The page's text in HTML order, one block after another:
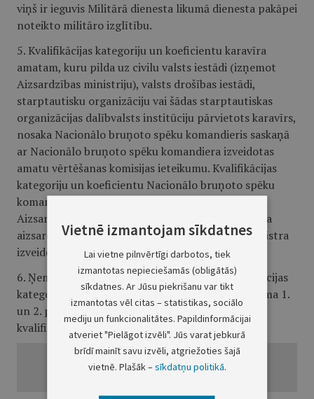
viņš ir ieguvis Militārā dienesta likumā dienesta pakāpei
noteikto militāro izglītību.
5. Kvalifikācijas kategoriju un koeficientu karavīra
amatam, kuru pilda uz civilu valsts iestādi (izņemot
Aizsardzības ministriju), valsts drošības iestādi,
starptautisku organizāciju vai šādas starptautiskas
organizācijas dalībvalsts institūciju pārvietots karavīrs,
nosaka Nacionālo bruņoto spēku komandieris saskaņā
ar Nacionālo bruņoto spēku komandiera izveidotas
amatu vērtēšanas komisijas ieteikumu. Kvalifikācijas
kategoriju un koeficientu Nacionālo bruņoto spēku
komandierim un karavīra amatam, kuru pilda uz
Aizsardzības ministriju pārvietots karavīrs, nosaka
aizsardzības ministrs saskaņā ar aizsardzības ministra
izveidotas amatu vērtēšanas komisijas ieteikumu.
6. Ņemot vērā karavīra amatam noteikto kvalifikācijas
kategoriju, karavīra mēnešalgu nosaka, šā pielikuma 1.
un 2. punktā minēto mēnešalgas likmi reizinot ar
kvalifikācijas kategorijai atbilstošu koeficientu:
Vietnē izmantojam sīkdatnes
Lai vietne pilnvērtīgi darbotos, tiek
izmantotas nepieciešamās (obligātās)
sīkdatnes. Ar Jūsu piekrišanu var tikt
izmantotas vēl citas – statistikas, sociālo
mediju un funkcionalitātes. Papildinformācijai
atveriet "Pielāgot izvēli". Jūs varat jebkurā
brīdī mainīt savu izvēli, atgriežoties šajā
vietnē. Plašāk –sīkdatņu politikā.